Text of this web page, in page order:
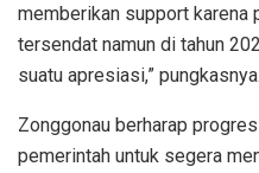
memberikan support karena
tersendat namun di tahun
suatu apresiasi,” pungkasnya.
Zonggonau berharap
pemerintah untuk segera